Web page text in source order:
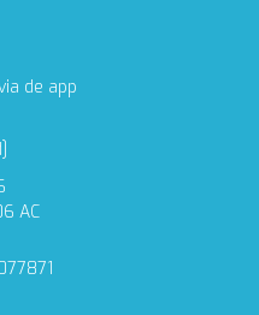
de app
AC